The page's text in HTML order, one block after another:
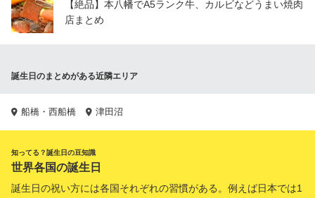
【絶品】本八幡でA5ランク牛、カルビなどうまい焼肉
店まとめ
誕生日のまとめがある近隣エリア
船橋・西船橋 津田沼
知ってる？誕生日の豆知識
世界各国の誕生日
誕生日の祝い方には各国それぞれの習慣がある。例えば日本では1